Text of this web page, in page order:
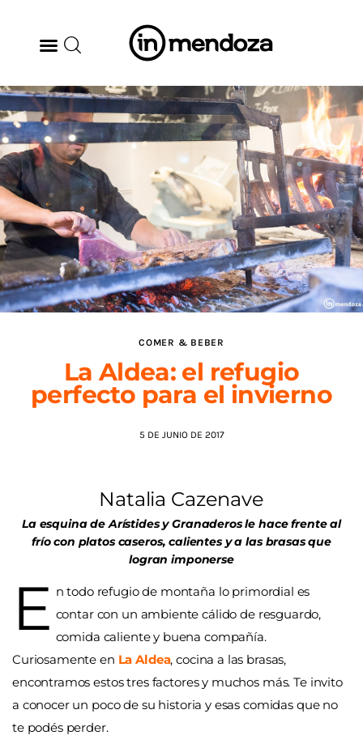
BODEGAS
GASTRONOMÍA
ARTE & CULTURA
MÚSICA
DÓNDE IR
TENDENCIAS
AGENDA
COMER & BEBER
La Aldea: el refugio
perfecto para el invierno
5 DE JUNIO DE 2017
Natalia Cazenave
La esquina de Arístides y Granaderos le hace frente al
frío con platos caseros, calientes y a las brasas que
logran imponerse
E n todo refugio de montaña lo primordial es
contar con un ambiente cálido de resguardo,
comida caliente y buena compañía.
Curiosamente en La Aldea, cocina a las brasas,
encontramos estos tres factores y muchos más. Te invito
a conocer un poco de su historia y esas comidas que no
te podés perder.